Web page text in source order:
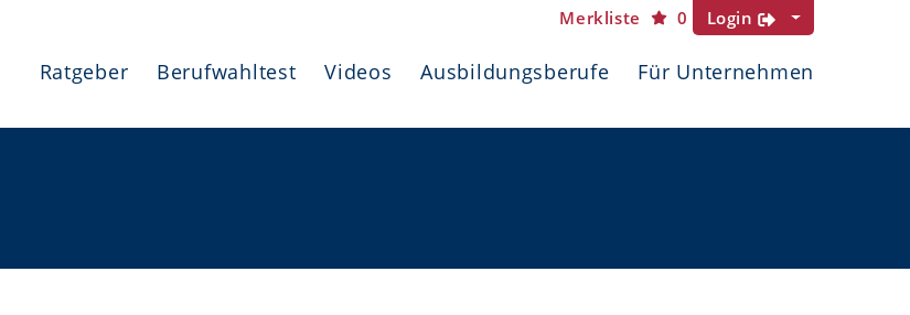
Merkliste 0 Login
Ratgeber Berufwahltest Videos Ausbildungsberufe Für Unternehmen